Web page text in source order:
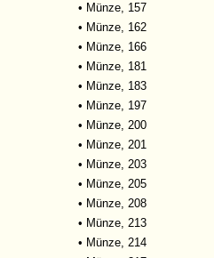
• Münze, 157
• Münze, 162
• Münze, 166
• Münze, 181
• Münze, 183
• Münze, 197
• Münze, 200
• Münze, 201
• Münze, 203
• Münze, 205
• Münze, 208
• Münze, 213
• Münze, 214